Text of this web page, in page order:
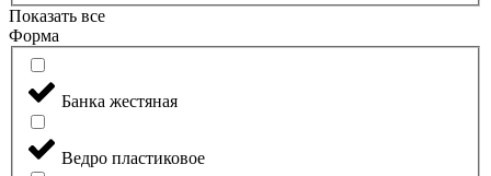
Показать все
Форма
Банка жестяная
Ведро пластиковое